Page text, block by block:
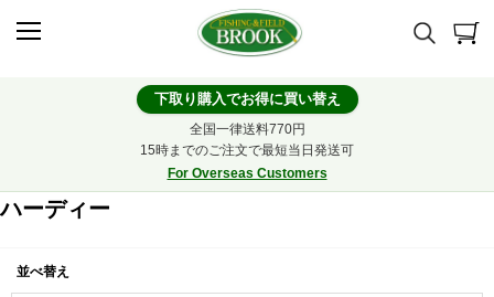
下取り購入でお得に買い替え
全国一律送料770円
15時までのご注文で最短当日発送可
For Overseas Customers
ハーディー
並べ替え